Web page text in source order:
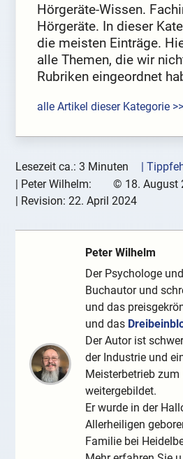
Hörgeräte-Wissen.
Hörgeräte. In dieser
die meisten Einträge.
alle Themen, die wir
Rubriken eingeordnet
alle Artikel dieser Kategorie >>
Lesezeit ca.: 3 Minuten
|
| Peter Wilhelm: © 18. August
| Revision:22. April 2024
Peter Wilhelm
Der Psychologe
Buchautor und
und das
und das
Der Autor ist
der Industrie und
Meisterbetrieb zum
weitergebildet.
Er wurde in der
Allerheiligen
Familie bei